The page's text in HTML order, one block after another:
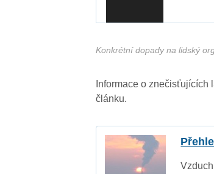
Konkrétní dopady na lidský
Informace o
článku.